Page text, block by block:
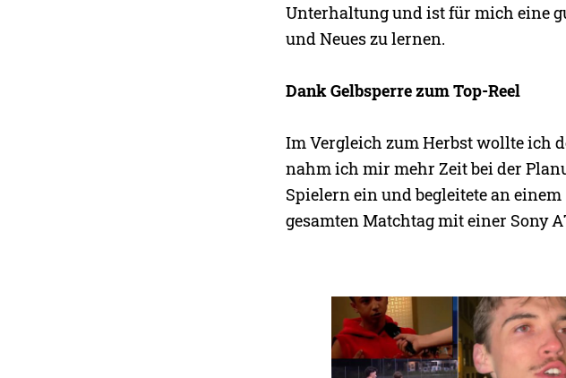
Unterhaltung und ist für mich eine
und Neues zu lernen.
Dank Gelbsperre zum Top-Reel
Im Vergleich zum Herbst wollte ich
nahm ich mir mehr Zeit bei der
Spielern ein und begleitete an
gesamten Matchtag mit einer Sony